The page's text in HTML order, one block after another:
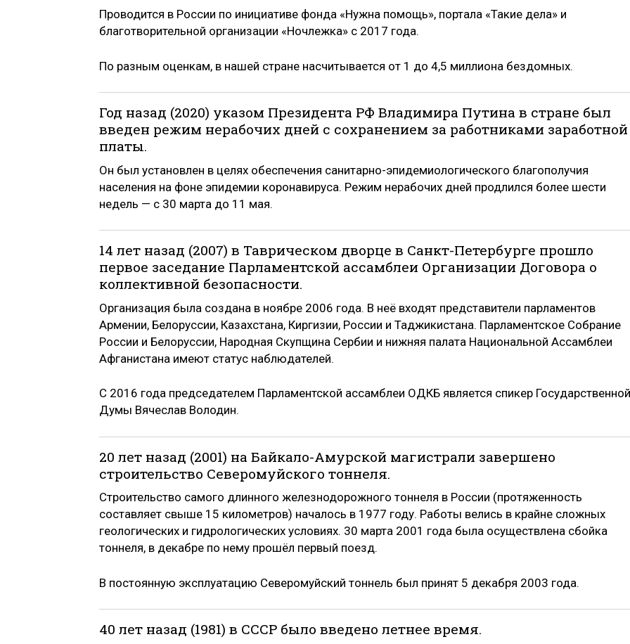
Проводится в России по инициативе фонда «Нужна помощь», портала «Такие дела» и
благотворительной организации «Ночлежка» с 2017 года.
По разным оценкам, в нашей стране насчитывается от 1 до 4,5 миллиона бездомных.
Год назад (2020) указом Президента РФ Владимира Путина в стране был
введен режим нерабочих дней с сохранением за работниками заработной
платы.
Он был установлен в целях обеспечения санитарно-эпидемиологического благополучия
населения на фоне эпидемии коронавируса. Режим нерабочих дней продлился более шести
недель — с 30 марта до 11 мая.
14 лет назад (2007) в Таврическом дворце в Санкт-Петербурге прошло
первое заседание Парламентской ассамблеи Организации Договора о
коллективной безопасности.
Организация была создана в ноябре 2006 года. В неё входят представители парламентов
Армении, Белоруссии, Казахстана, Киргизии, России и Таджикистана. Парламентское Собрание
России и Белоруссии, Народная Скупщина Сербии и нижняя палата Национальной Ассамблеи
Афганистана имеют статус наблюдателей.
С 2016 года председателем Парламентской ассамблеи ОДКБ является спикер Государственной
Думы Вячеслав Володин.
20 лет назад (2001) на Байкало-Амурской магистрали завершено
строительство Северомуйского тоннеля.
Строительство самого длинного железнодорожного тоннеля в России (протяженность
составляет свыше 15 километров) началось в 1977 году. Работы велись в крайне сложных
геологических и гидрологических условиях. 30 марта 2001 года была осуществлена сбойка
тоннеля, в декабре по нему прошёл первый поезд.
В постоянную эксплуатацию Северомуйский тоннель был принят 5 декабря 2003 года.
40 лет назад (1981) в СССР было введено летнее время.